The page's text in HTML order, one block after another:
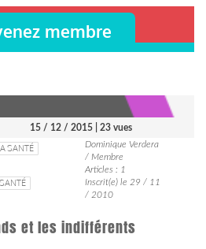
membre
15 / 12 / 2015 | 23 vues
SANTÉ
Dominique Verdera
/ Membre
Articles : 1
Inscrit(e) le 29 / 11
/ 2010
et les indifférents